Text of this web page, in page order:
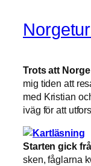
Trots att
mig tiden att
med Kristian
iväg för att
Starten gick
sken, fåglarna